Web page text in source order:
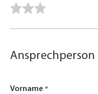
Ansprechperson
Vorname